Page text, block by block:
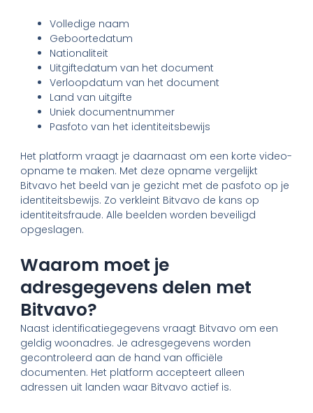
Volledige naam
Geboortedatum
Nationaliteit
Uitgiftedatum van het document
Verloopdatum van het document
Land van uitgifte
Uniek documentnummer
Pasfoto van het identiteitsbewijs
Het platform vraagt je daarnaast om een korte video-
opname te maken. Met deze opname vergelijkt
Bitvavo het beeld van je gezicht met de pasfoto op je
identiteitsbewijs. Zo verkleint Bitvavo de kans op
identiteitsfraude. Alle beelden worden beveiligd
opgeslagen.
Waarom moet je
adresgegevens delen met
Bitvavo?
Naast identificatiegegevens vraagt Bitvavo om een
geldig woonadres. Je adresgegevens worden
gecontroleerd aan de hand van officiële
documenten. Het platform accepteert alleen
adressen uit landen waar Bitvavo actief is.